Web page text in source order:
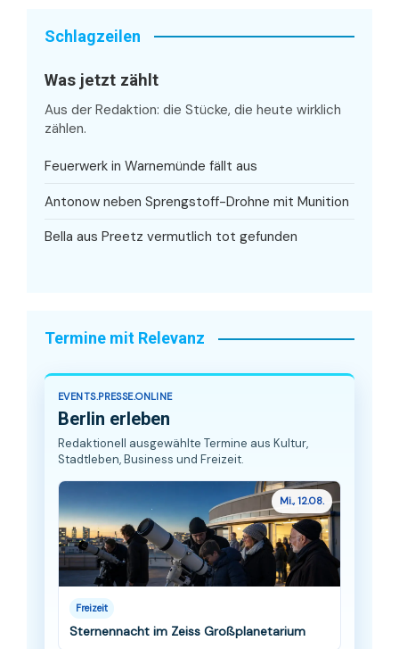
Schlagzeilen
Was jetzt zählt
Aus der Redaktion: die Stücke, die heute wirklich
zählen.
Feuerwerk in Warnemünde fällt aus
Antonow neben Sprengstoff-Drohne mit Munition
Bella aus Preetz vermutlich tot gefunden
Termine mit Relevanz
EVENTS.PRESSE.ONLINE
Berlin erleben
Redaktionell ausgewählte Termine aus Kultur,
Stadtleben, Business und Freizeit.
Mi., 12.08.
Freizeit
Sternennacht im Zeiss Großplanetarium